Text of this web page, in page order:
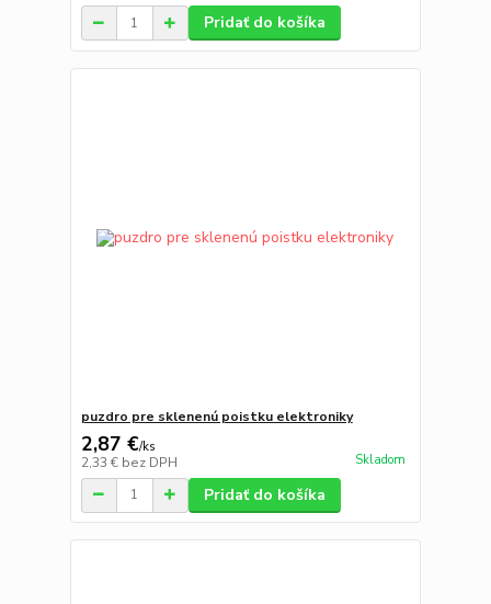
Pridať do košíka
puzdro pre sklenenú poistku elektroniky
2,87 €/ks
2,33 € bez DPH Skladom
Pridať do košíka